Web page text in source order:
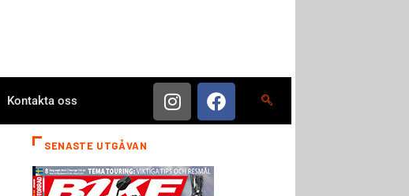
Kontakta oss
SENASTE UTGÅVAN